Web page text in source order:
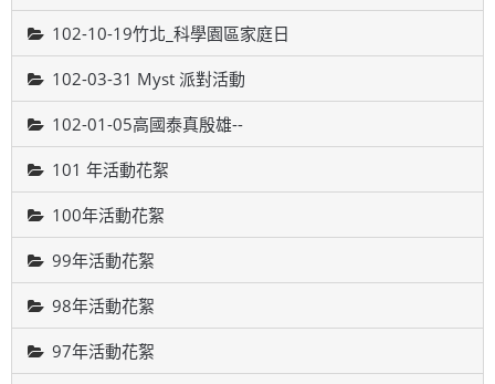
102-10-19竹北_科學園區家庭日
102-03-31 Myst 派對活動
102-01-05高國泰真殷雄--
101 年活動花絮
100年活動花絮
99年活動花絮
98年活動花絮
97年活動花絮